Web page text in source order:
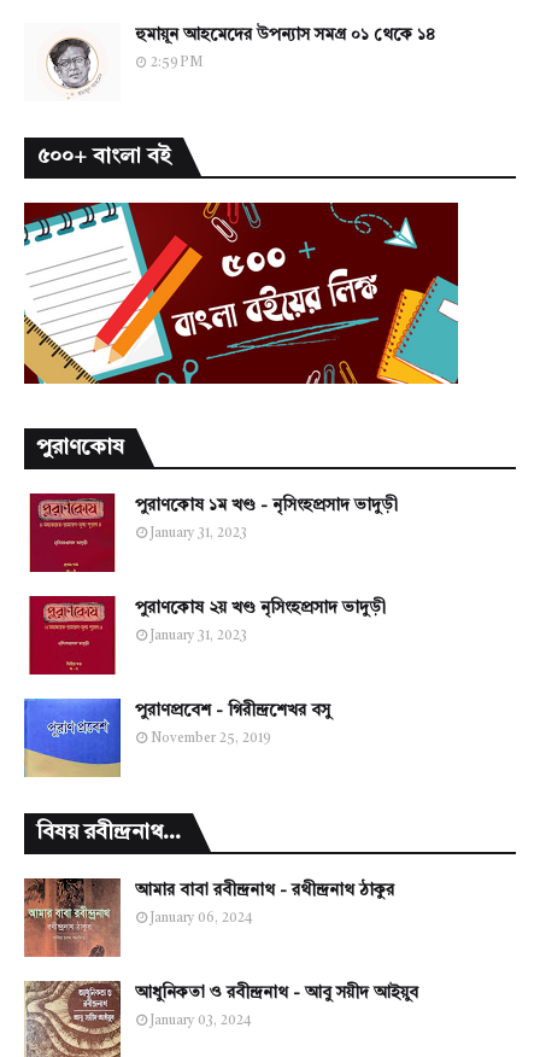
হুমায়ূন আহমেদের উপন্যাস সমগ্র ০১ থেকে ১৪
2:59 PM
৫০০+ বাংলা বই
পুরাণকোষ
পুরাণকোষ ১ম খণ্ড - নৃসিংহপ্রসাদ ভাদুড়ী
January 31, 2023
পুরাণকোষ ২য় খণ্ড নৃসিংহপ্রসাদ ভাদুড়ী
January 31, 2023
পুরাণপ্রবেশ - গিরীন্দ্রশেখর বসু
November 25, 2019
বিষয় রবীন্দ্রনাথ...
আমার বাবা রবীন্দ্রনাথ - রথীন্দ্রনাথ ঠাকুর
January 06, 2024
আধুনিকতা ও রবীন্দ্রনাথ - আবু সয়ীদ আইয়ুব
January 03, 2024